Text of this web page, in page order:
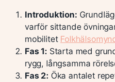
Introduktion:
varför sittande
mobilitet
Fas 1: Starta med
rygg, långsamma
Fas 2: Öka antalet